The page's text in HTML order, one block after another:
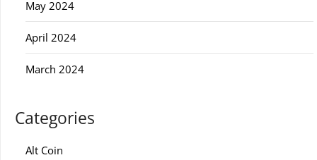
May 2024
April 2024
March 2024
Categories
Alt Coin